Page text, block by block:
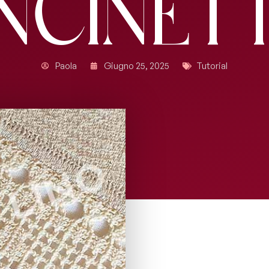
Paola Giugno 25, 2025 Tutorial